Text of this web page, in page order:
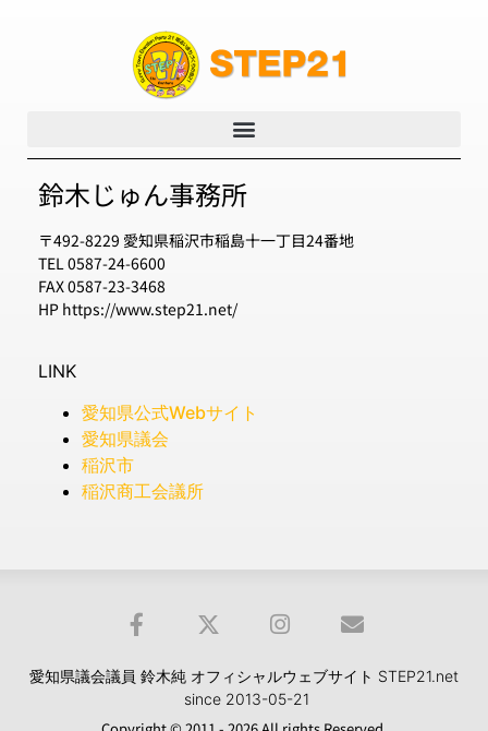
鈴木じゅん事務所
〒492-8229 愛知県稲沢市稲島十一丁目24番地
TEL 0587-24-6600
FAX 0587-23-3468
HP https://www.step21.net/
LINK
愛知県公式Webサイト
愛知県議会
稲沢市
稲沢商工会議所
愛知県議会議員 鈴木純 オフィシャルウェブサイト STEP21.net
since 2013-05-21